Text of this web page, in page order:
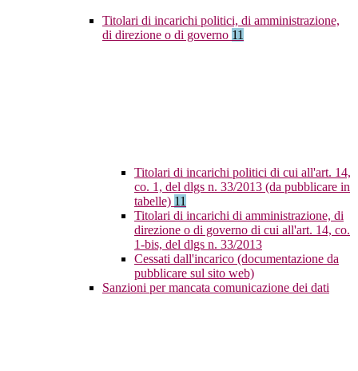
Titolari di incarichi politici, di amministrazione,
di direzione o di governo 11
Titolari di incarichi politici di cui all'art. 14,
co. 1, del dlgs n. 33/2013 (da pubblicare in
tabelle) 11
Titolari di incarichi di amministrazione, di
direzione o di governo di cui all'art. 14, co.
1-bis, del dlgs n. 33/2013
Cessati dall'incarico (documentazione da
pubblicare sul sito web)
Sanzioni per mancata comunicazione dei dati